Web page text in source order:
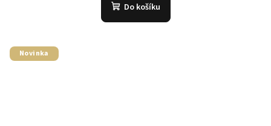
Do košíku
Novinka